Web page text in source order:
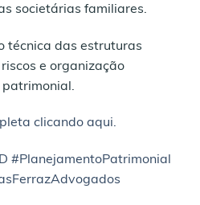
societárias familiares.
técnica das estruturas
e organização
clicando aqui.
#PlanejamentoPatrimonial